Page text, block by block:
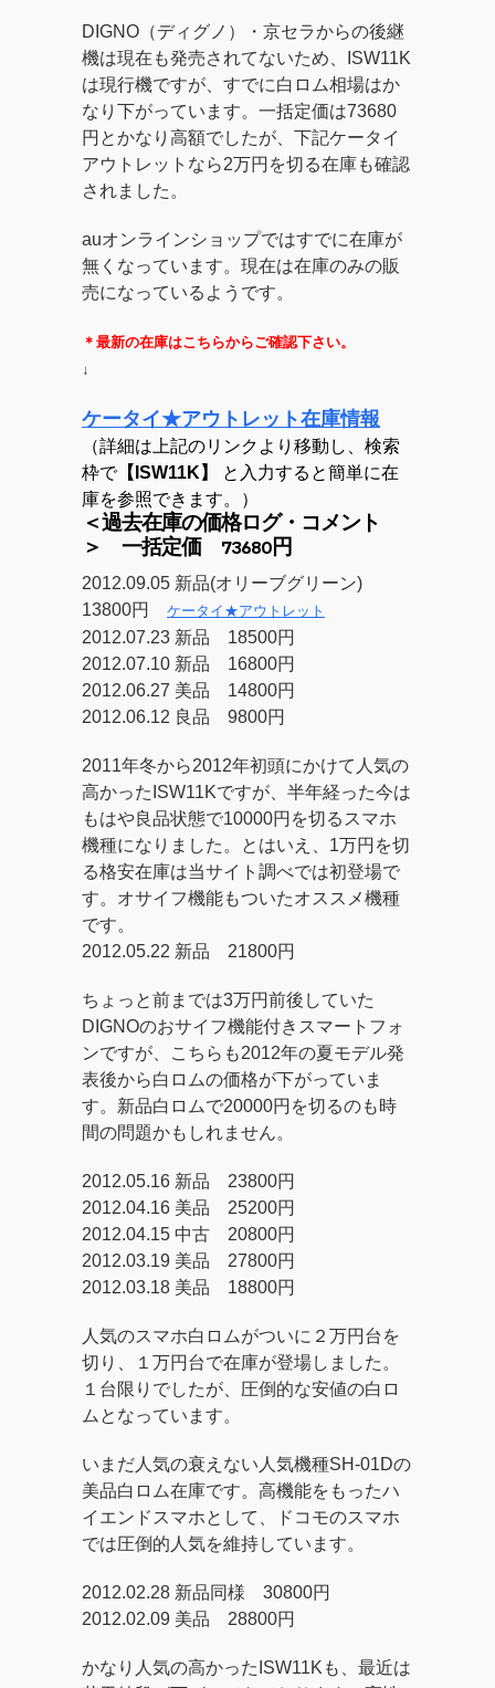
DIGNO（ディグノ）・京セラからの後継
機は現在も発売されてないため、ISW11K
は現行機ですが、すでに白ロム相場はか
なり下がっています。一括定価は73680
円とかなり高額でしたが、下記ケータイ
アウトレットなら2万円を切る在庫も確認
されました。
auオンラインショップではすでに在庫が
無くなっています。現在は在庫のみの販
売になっているようです。
＊最新の在庫はこちらからご確認下さい。
↓
ケータイ★アウトレット在庫情報
（詳細は上記のリンクより移動し、検索
枠で【ISW11K】
と入力すると簡単に在
庫を参照できます。）
＜過去在庫の価格ログ・コメント
＞ 一括定価 73680円
2012.09.05 新品(オリーブグリーン)
13800円 ケータイ★アウトレット
2012.07.23 新品 18500円
2012.07.10 新品 16800円
2012.06.27 美品 14800円
2012.06.12 良品 9800円
2011年冬から2012年初頭にかけて人気の
高かったISW11Kですが、半年経った今は
もはや良品状態で10000円を切るスマホ
機種になりました。とはいえ、1万円を切
る格安在庫は当サイト調べでは初登場で
す。オサイフ機能もついたオススメ機種
です。
2012.05.22 新品 21800円
ちょっと前までは3万円前後していた
DIGNOのおサイフ機能付きスマートフォ
ンですが、こちらも2012年の夏モデル発
表後から白ロムの価格が下がっていま
す。新品白ロムで20000円を切るのも時
間の問題かもしれません。
2012.05.16 新品 23800円
2012.04.16 美品 25200円
2012.04.15 中古 20800円
2012.03.19 美品 27800円
2012.03.18 美品 18800円
人気のスマホ白ロムがついに２万円台を
切り、１万円台で在庫が登場しました。
１台限りでしたが、圧倒的な安値の白ロ
ムとなっています。
いまだ人気の衰えない人気機種SH-01Dの
美品白ロム在庫です。高機能をもったハ
イエンドスマホとして、ドコモのスマホ
では圧倒的人気を維持しています。
2012.02.28 新品同様 30800円
2012.02.09 美品 28800円
かなり人気の高かったISW11Kも、最近は